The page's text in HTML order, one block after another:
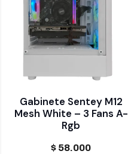
Gabinete Sentey M12
Mesh White – 3 Fans A-
Rgb
$ 58.000